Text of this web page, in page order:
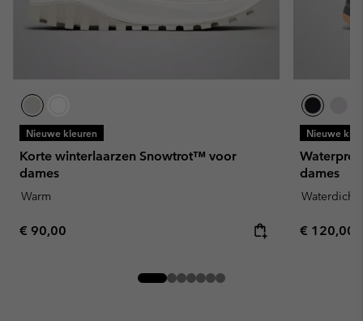
Nieuwe kleuren
Korte winterlaarzen Snowtrot™ voor
dames
Warm
Regular price:
€ 90,00
Nieuwe
dames
Waterdicht
Regular
€ 120,00